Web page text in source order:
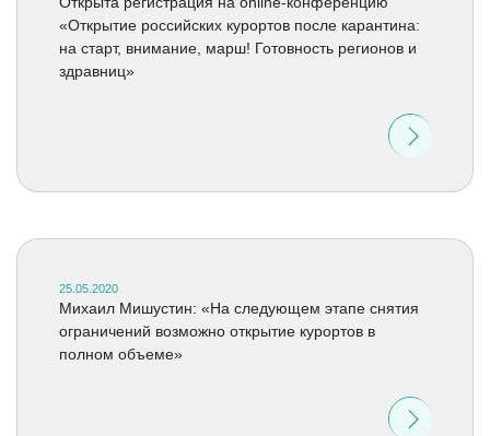
«Открытие российских курортов после карантина:
на старт, внимание, марш! Готовность регионов и
здравниц»
25.05.2020
Михаил Мишустин: «На следующем этапе снятия
ограничений возможно открытие курортов в
полном объеме»